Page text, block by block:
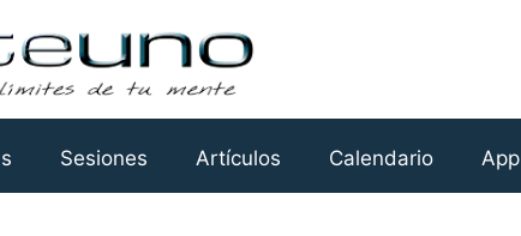
Sesiones Artículos Calendario App